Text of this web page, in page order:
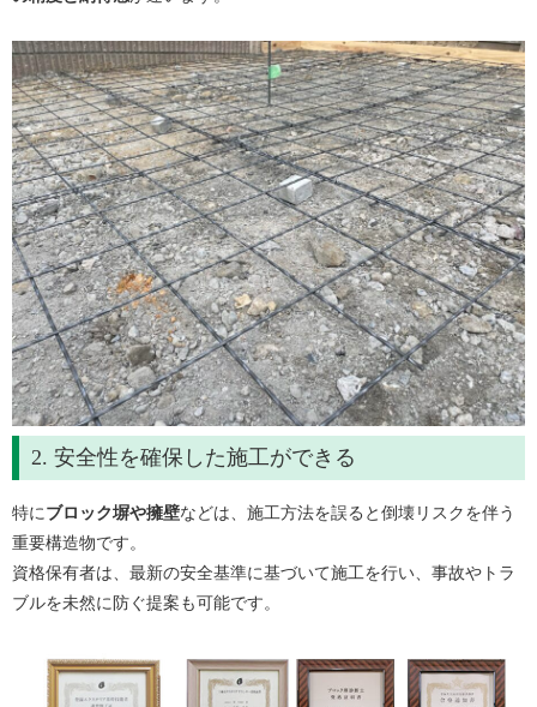
2. 安全性を確保した施工ができる
特にブロック塀や擁壁などは、施工方法を誤ると倒壊リスクを伴う
重要構造物です。
資格保有者は、最新の安全基準に基づいて施工を行い、事故やトラ
ブルを未然に防ぐ提案も可能です。